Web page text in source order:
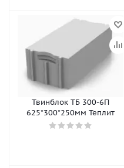
Твинблок ТБ 300-6П
625*300*250мм Теплит